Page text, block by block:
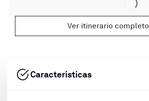
Ver itinerario completo
Características